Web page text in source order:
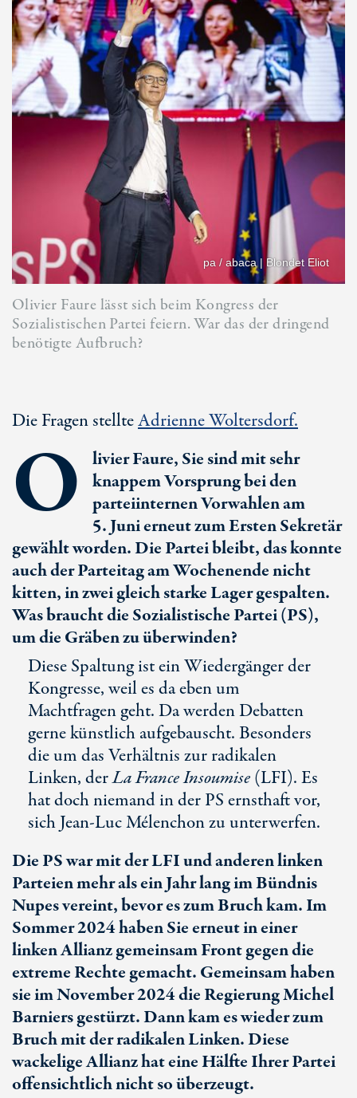
pa / abaca | Blondet Eliot
Olivier Faure lässt sich beim Kongress der
Sozialistischen Partei feiern. War das der dringend
benötigte Aufbruch?
Die Fragen stellteAdrienne Woltersdorf.
O livier Faure, Sie sind mit sehr
knappem Vorsprung bei den
parteiinternen Vorwahlen am
5. Junierneut zum Ersten Sekretär
gewählt worden. Die Partei bleibt, das konnte
auch der Parteitag am Wochenende nicht
kitten, in zwei gleich starke Lager gespalten.
Was braucht die Sozialistische Partei (PS),
um die Gräben zu überwinden?
Diese Spaltung ist ein Wiedergänger der
Kongresse, weil es da eben um
Machtfragen geht. Da werden Debatten
gerne künstlich aufgebauscht. Besonders
die um das Verhältnis zur radikalen
Linken, derLa France Insoumise(LFI). Es
hat doch niemand in der PS ernsthaft vor,
sichJean-LucMélenchon zu unterwerfen.
Die PS war mit der LFI und anderen linken
Parteien mehr als ein Jahr lang im Bündnis
Nupes vereint, bevor es zum Bruch kam. Im
Sommer 2024 haben Sie erneut in einer
linken Allianz gemeinsam Front gegen die
extreme Rechte gemacht. Gemeinsam haben
sie im November 2024 die Regierung Michel
Barniers gestürzt. Dann kam es wieder zum
Bruch mit der radikalen Linken. Diese
wackelige Allianz hat eine Hälfte Ihrer Partei
offensichtlich nicht so überzeugt.